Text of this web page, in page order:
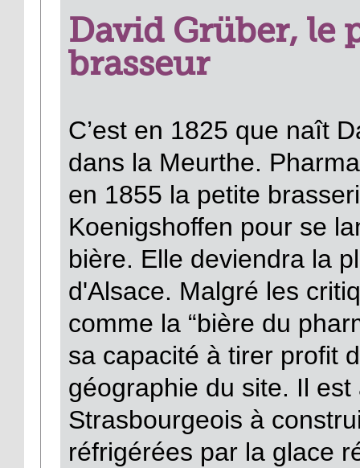
David Grüber, le
brasseur
C’est en 1825 que naît
dans la Meurthe.
en 1855 la petite
Koenigshoffen pour se
bière. Elle deviendra la
d'Alsace. Malgré les
comme la “bière du
sa capacité à tirer profit
géographie du site. Il
Strasbourgeois à
réfrigérées par la glace